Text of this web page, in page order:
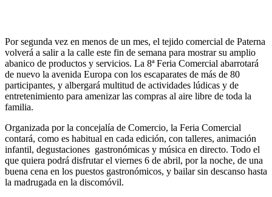
Por segunda vez en menos de un mes, el tejido comercial de Paterna
volverá a salir a la calle este fin de semana para mostrar su amplio
abanico de productos y servicios. La 8ª Feria Comercial abarrotará
de nuevo la avenida Europa con los escaparates de más de 80
participantes, y albergará multitud de actividades lúdicas y de
entretenimiento para amenizar las compras al aire libre de toda la
familia.
Organizada por la concejalía de Comercio, la Feria Comercial
contará, como es habitual en cada edición, con talleres, animación
infantil, degustaciones gastronómicas y música en directo. Todo el
que quiera podrá disfrutar el viernes 6 de abril, por la noche, de una
buena cena en los puestos gastronómicos, y bailar sin descanso hasta
la madrugada en la discomóvil.